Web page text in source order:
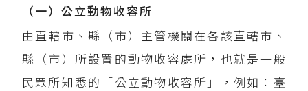
（一）公立動物收容所
由直轄市、縣（市）主管機關在各該直轄市、
縣（市）所設置的動物收容處所，也就是一般
民眾所知悉的「公立動物收容所」，例如：臺